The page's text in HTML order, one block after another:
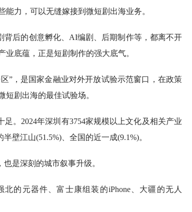
力，可以无缝嫁接到微短剧出海业务。
背后的创意孵化、AI编剧、后期制作等，都离不开
底蕴，正是短剧制作的强大底气。
”，是国家金融业对外开放试验示范窗口，在政策
短剧出海的最佳试验场。
。2024年深圳有3754家规模以上文化及相关产业
壁江山(51.5%)、全国的近一成(9.1%)。
是深刻的城市叙事升级。
的元器件、富士康组装的iPhone、大疆的无人